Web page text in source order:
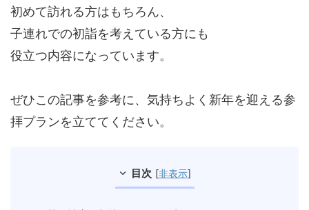
初めて訪れる方はもちろん、
子連れでの初詣を考えている方にも
役立つ内容になっています。
ぜひこの記事を参考に、気持ちよく新年を迎える参
拝プランを立ててください。
目次 [非表示]